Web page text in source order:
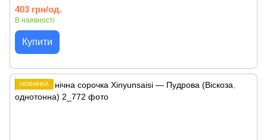
403 грн/од.
В наявності
Купити
НОВИНКА